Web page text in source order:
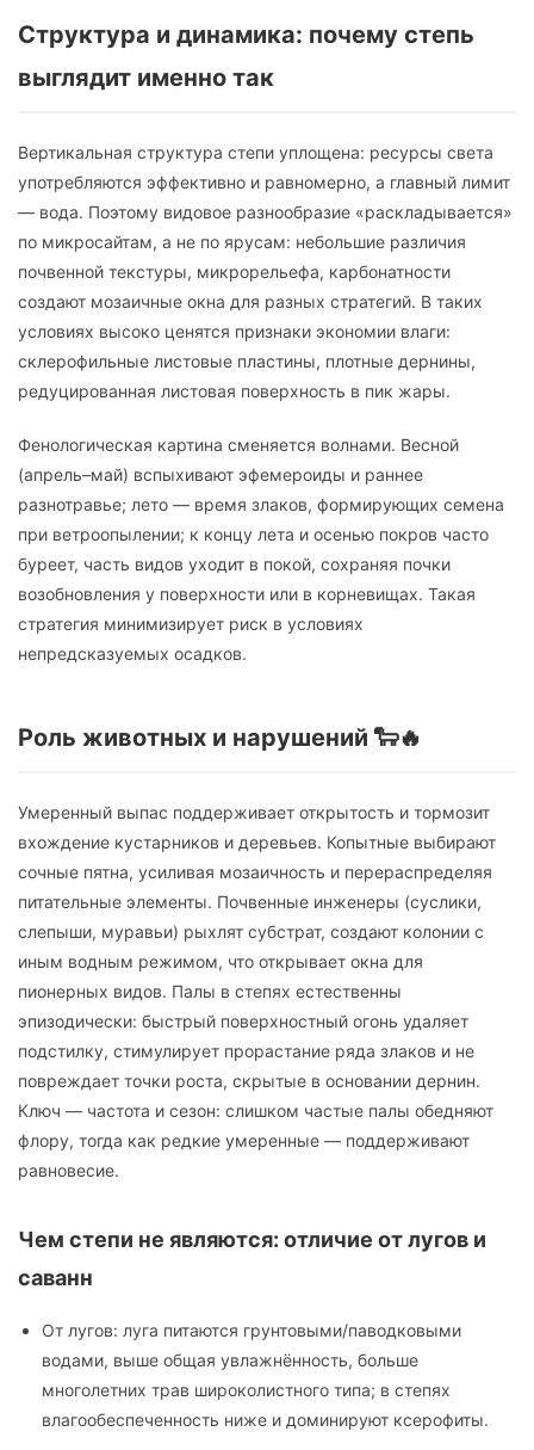
Структура и динамика: почему степь
выглядит именно так
Вертикальная структура степи уплощена: ресурсы света
употребляются эффективно и равномерно, а главный лимит
— вода. Поэтому видовое разнообразие «раскладывается»
по микросайтам, а не по ярусам: небольшие различия
почвенной текстуры, микрорельефа, карбонатности
создают мозаичные окна для разных стратегий. В таких
условиях высоко ценятся признаки экономии влаги:
склерофильные листовые пластины, плотные дернины,
редуцированная листовая поверхность в пик жары.
Фенологическая картина сменяется волнами. Весной
(апрель–май) вспыхивают эфемероиды и раннее
разнотравье; лето — время злаков, формирующих семена
при ветроопылении; к концу лета и осенью покров часто
буреет, часть видов уходит в покой, сохраняя почки
возобновления у поверхности или в корневищах. Такая
стратегия минимизирует риск в условиях
непредсказуемых осадков.
Роль животных и нарушений 🐑🔥
Умеренный выпас поддерживает открытость и тормозит
вхождение кустарников и деревьев. Копытные выбирают
сочные пятна, усиливая мозаичность и перераспределяя
питательные элементы. Почвенные инженеры (суслики,
слепыши, муравьи) рыхлят субстрат, создают колонии с
иным водным режимом, что открывает окна для
пионерных видов. Палы в степях естественны
эпизодически: быстрый поверхностный огонь удаляет
подстилку, стимулирует прорастание ряда злаков и не
повреждает точки роста, скрытые в основании дернин.
Ключ — частота и сезон: слишком частые палы обедняют
флору, тогда как редкие умеренные — поддерживают
равновесие.
Чем степи не являются: отличие от лугов и
саванн
От лугов: луга питаются грунтовыми/паводковыми
водами, выше общая увлажнённость, больше
многолетних трав широколистного типа; в степях
влагообеспеченность ниже и доминируют ксерофиты.